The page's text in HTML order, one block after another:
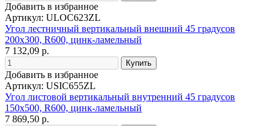
Добавить в избранное
Артикул: ULOC623ZL
Угол лестничный вертикальный внешний 45 градусов
200х300, R600, цинк-ламельный
7 132,09 р.
Добавить в избранное
Артикул: USIC655ZL
Угол листовой вертикальный внутренний 45 градусов
150х500, R600, цинк-ламельный
7 869,50 р.